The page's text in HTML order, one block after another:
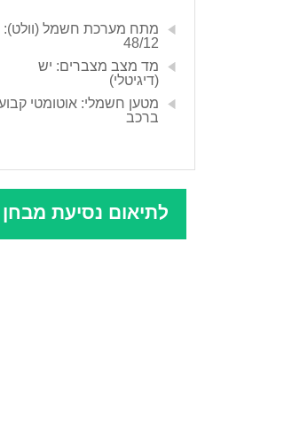
מתח מערכת חשמל (וולט):
48/12
מד מצב מצברים: יש
(דיגיטלי)
מטען חשמלי: אוטומטי
ברכב
לתיאום נסיעת מבחן